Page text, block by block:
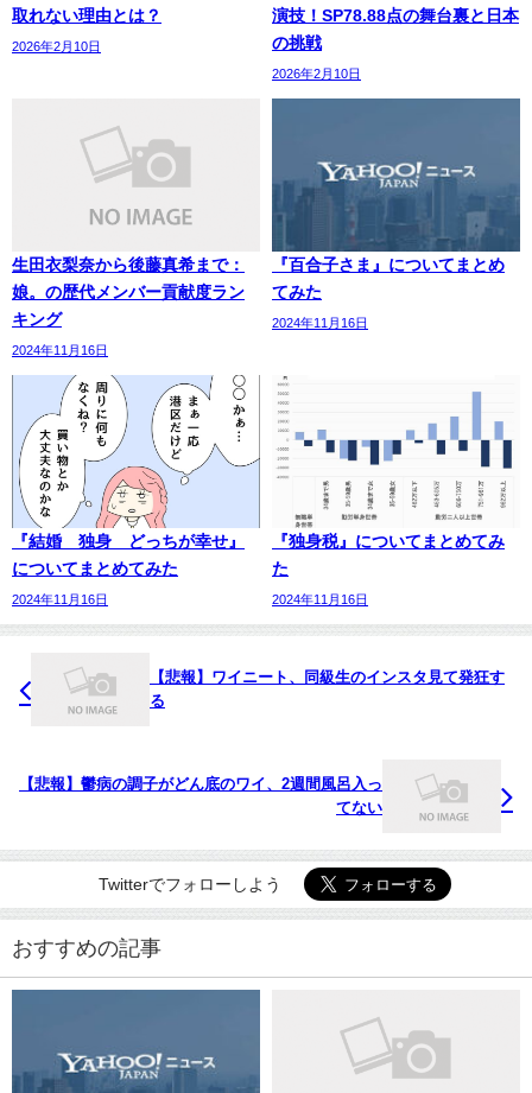
取れない理由とは？
2026年2月10日
演技！SP78.88点の舞台裏と日本
の挑戦
2026年2月10日
生田衣梨奈から後藤真希まで：
娘。の歴代メンバー貢献度ラン
キング
2024年11月16日
『百合子さま』についてまとめ
てみた
2024年11月16日
『結婚 独身 どっちが幸せ』
についてまとめてみた
2024年11月16日
『独身税』についてまとめてみ
た
2024年11月16日
【悲報】ワイニート、同級生のインスタ見て発狂す
る
【悲報】鬱病の調子がどん底のワイ、2週間風呂入っ
てない
Twitterでフォローしよう
おすすめの記事